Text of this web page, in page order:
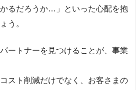
るだろうか…」といった心配を抱
う。
ートナーを見つけることが、事業
スト削減だけでなく、お客さまの